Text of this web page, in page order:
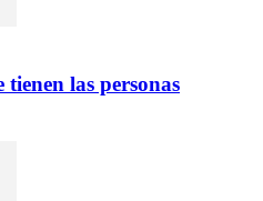
las personas